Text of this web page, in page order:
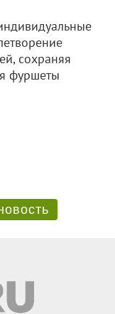
сохраняя
фуршеты